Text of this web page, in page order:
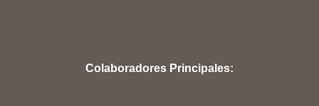
Colaboradores Principales: